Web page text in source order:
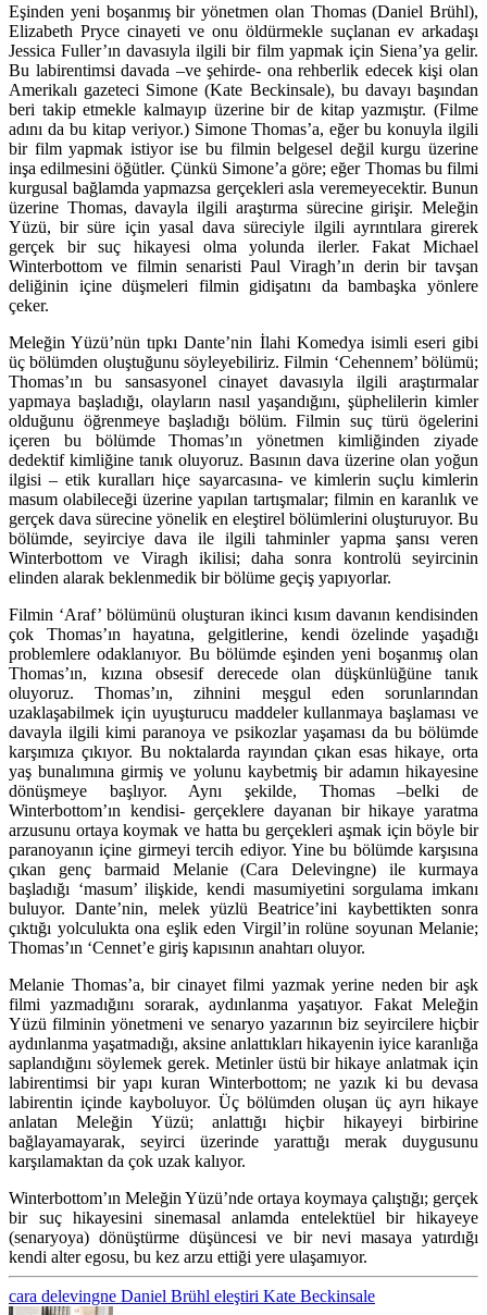
Eşinden yeni boşanmış bir yönetmen olan Thomas (Daniel Brühl),
Elizabeth Pryce cinayeti ve onu öldürmekle suçlanan ev arkadaşı
Jessica Fuller’ın davasıyla ilgili bir film yapmak için Siena’ya gelir.
Bu labirentimsi davada –ve şehirde- ona rehberlik edecek kişi olan
Amerikalı gazeteci Simone (Kate Beckinsale), bu davayı başından
beri takip etmekle kalmayıp üzerine bir de kitap yazmıştır. (Filme
adını da bu kitap veriyor.) Simone Thomas’a, eğer bu konuyla ilgili
bir film yapmak istiyor ise bu filmin belgesel değil kurgu üzerine
inşa edilmesini öğütler. Çünkü Simone’a göre; eğer Thomas bu filmi
kurgusal bağlamda yapmazsa gerçekleri asla veremeyecektir. Bunun
üzerine Thomas, davayla ilgili araştırma sürecine girişir. Meleğin
Yüzü, bir süre için yasal dava süreciyle ilgili ayrıntılara girerek
gerçek bir suç hikayesi olma yolunda ilerler. Fakat Michael
Winterbottom ve filmin senaristi Paul Viragh’ın derin bir tavşan
deliğinin içine düşmeleri filmin gidişatını da bambaşka yönlere
çeker.
Meleğin Yüzü’nün tıpkı Dante’nin İlahi Komedya isimli eseri gibi
üç bölümden oluştuğunu söyleyebiliriz. Filmin ‘Cehennem’ bölümü;
Thomas’ın bu sansasyonel cinayet davasıyla ilgili araştırmalar
yapmaya başladığı, olayların nasıl yaşandığını, şüphelilerin kimler
olduğunu öğrenmeye başladığı bölüm. Filmin suç türü ögelerini
içeren bu bölümde Thomas’ın yönetmen kimliğinden ziyade
dedektif kimliğine tanık oluyoruz. Basının dava üzerine olan yoğun
ilgisi – etik kuralları hiçe sayarcasına- ve kimlerin suçlu kimlerin
masum olabileceği üzerine yapılan tartışmalar; filmin en karanlık ve
gerçek dava sürecine yönelik en eleştirel bölümlerini oluşturuyor. Bu
bölümde, seyirciye dava ile ilgili tahminler yapma şansı veren
Winterbottom ve Viragh ikilisi; daha sonra kontrolü seyircinin
elinden alarak beklenmedik bir bölüme geçiş yapıyorlar.
Filmin ‘Araf’ bölümünü oluşturan ikinci kısım davanın kendisinden
çok Thomas’ın hayatına, gelgitlerine, kendi özelinde yaşadığı
problemlere odaklanıyor. Bu bölümde eşinden yeni boşanmış olan
Thomas’ın, kızına obsesif derecede olan düşkünlüğüne tanık
oluyoruz. Thomas’ın, zihnini meşgul eden sorunlarından
uzaklaşabilmek için uyuşturucu maddeler kullanmaya başlaması ve
davayla ilgili kimi paranoya ve psikozlar yaşaması da bu bölümde
karşımıza çıkıyor. Bu noktalarda rayından çıkan esas hikaye, orta
yaş bunalımına girmiş ve yolunu kaybetmiş bir adamın hikayesine
dönüşmeye başlıyor. Aynı şekilde, Thomas –belki de
Winterbottom’ın kendisi- gerçeklere dayanan bir hikaye yaratma
arzusunu ortaya koymak ve hatta bu gerçekleri aşmak için böyle bir
paranoyanın içine girmeyi tercih ediyor. Yine bu bölümde karşısına
çıkan genç barmaid Melanie (Cara Delevingne) ile kurmaya
başladığı ‘masum’ ilişkide, kendi masumiyetini sorgulama imkanı
buluyor. Dante’nin, melek yüzlü Beatrice’ini kaybettikten sonra
çıktığı yolculukta ona eşlik eden Virgil’in rolüne soyunan Melanie;
Thomas’ın ‘Cennet’e giriş kapısının anahtarı oluyor.
Melanie Thomas’a, bir cinayet filmi yazmak yerine neden bir aşk
filmi yazmadığını sorarak, aydınlanma yaşatıyor. Fakat Meleğin
Yüzü filminin yönetmeni ve senaryo yazarının biz seyircilere hiçbir
aydınlanma yaşatmadığı, aksine anlattıkları hikayenin iyice karanlığa
saplandığını söylemek gerek. Metinler üstü bir hikaye anlatmak için
labirentimsi bir yapı kuran Winterbottom; ne yazık ki bu devasa
labirentin içinde kayboluyor. Üç bölümden oluşan üç ayrı hikaye
anlatan Meleğin Yüzü; anlattığı hiçbir hikayeyi birbirine
bağlayamayarak, seyirci üzerinde yarattığı merak duygusunu
karşılamaktan da çok uzak kalıyor.
Winterbottom’ın Meleğin Yüzü’nde ortaya koymaya çalıştığı; gerçek
bir suç hikayesini sinemasal anlamda entelektüel bir hikayeye
(senaryoya) dönüştürme düşüncesi ve bir nevi masaya yatırdığı
kendi alter egosu, bu kez arzu ettiği yere ulaşamıyor.
cara delevingne Daniel Brühl eleştiri Kate Beckinsale